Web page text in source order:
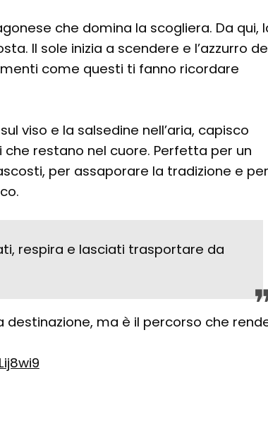
che domina la scogliera. Da qui,
Il sole inizia a scendere e l’azzurro
come questi ti fanno ricordare
viso e la salsedine nell’aria, capisco
restano nel cuore. Perfetta per un
per assaporare la tradizione e per
respira e lasciati trasportare da
ma è il percorso che